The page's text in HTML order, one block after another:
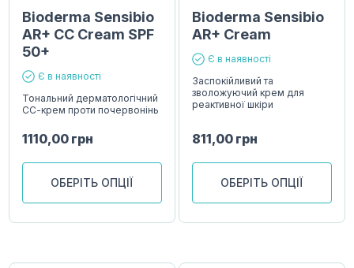
Bioderma Sensibio
AR+ CC Cream SPF
50+
Є в наявності
Тональний дерматологічний
СС-крем проти почервонінь
1110,00 грн
ОБЕРІТЬ ОПЦІЇ
Bioderma Sensibio
AR+ Cream
Є в наявності
Заспокійливий та
зволожуючий крем для
реактивної шкіри
811,00 грн
ОБЕРІТЬ ОПЦІЇ